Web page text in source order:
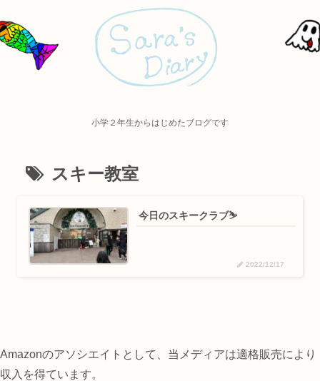
小学２年生からはじめたブログです
スキー教室
今日のスキークラブ⛷
2022/12/17
Amazonのアソシエイトとして、当メディアは適格販売により
収入を得ています。